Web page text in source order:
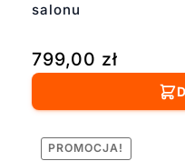
salonu
799,00 zł
PROMOCJA!